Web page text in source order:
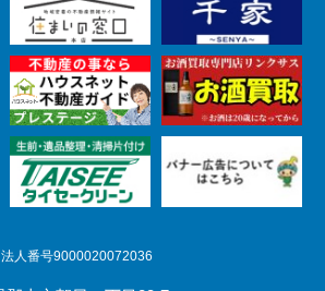
法人番号9000020072036